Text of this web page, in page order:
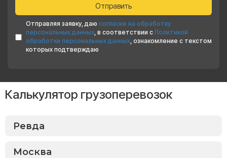
Отправляя заявку, даю согласие на обработку
персональных данных, в соответствии с Политикой
обработки персональных данных, ознакомление с текстом
которых подтверждаю
Калькулятор грузоперевозок